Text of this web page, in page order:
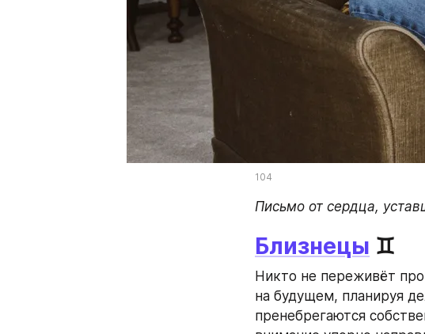
104
Письмо от сердца,
Близнецы ♊
Никто не переживёт
на будущем, планируя
пренебрегаются